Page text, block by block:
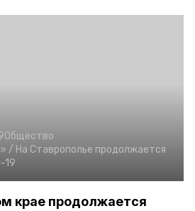
Общество
/ На Ставрополье продолжается
19
крае продолжается